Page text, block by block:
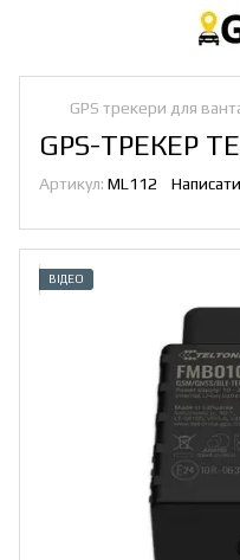
GPS трекери для
GPS-ТРЕКЕР
Артикул: ML112
ВІДЕО